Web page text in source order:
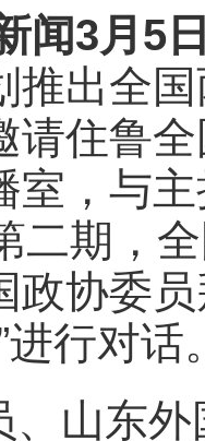
闻3月5
推出全
请住鲁
室，与
二期，
政协委
进行对话
、山东